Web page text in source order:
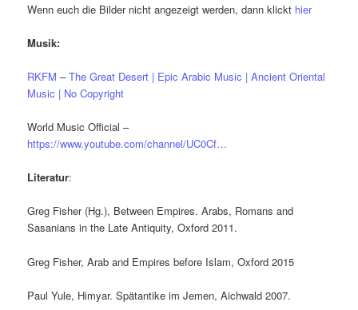
Wenn euch die Bilder nicht angezeigt werden, dann klickt hier
Musik:
RKFM –The Great Desert | Epic Arabic Music | Ancient Oriental
Music | No Copyright
World Music Official –
https://www.youtube.com/channel/UC0Cf…
Literatur:
Greg Fisher (Hg.), Between Empires. Arabs, Romans and
Sasanians in the Late Antiquity, Oxford 2011.
Greg Fisher, Arab and Empires before Islam, Oxford 2015
Paul Yule, Himyar. Spätantike im Jemen, Aichwald 2007.